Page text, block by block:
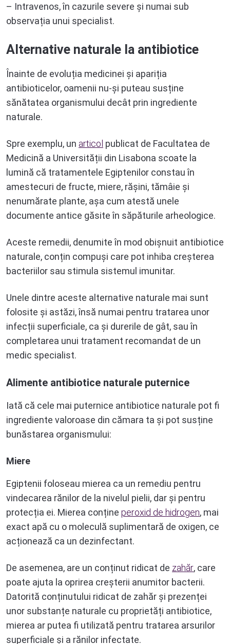
– Intravenos, în cazurile severe și numai sub
observația unui specialist.
Alternative naturale la antibiotice
Înainte de evoluția medicinei și apariția
antibioticelor, oamenii nu-și puteau susține
sănătatea organismului decât prin ingrediente
naturale.
Spre exemplu, un articol publicat de Facultatea de
Medicină a Universității din Lisabona scoate la
lumină că tratamentele Egiptenilor constau în
amestecuri de fructe, miere, rășini, tămâie și
nenumărate plante, așa cum atestă unele
documente antice găsite în săpăturile arheologice.
Aceste remedii, denumite în mod obișnuit antibiotice
naturale, conțin compuși care pot inhiba creșterea
bacteriilor sau stimula sistemul imunitar.
Unele dintre aceste alternative naturale mai sunt
folosite și astăzi, însă numai pentru tratarea unor
infecții superficiale, ca și durerile de gât, sau în
completarea unui tratament recomandat de un
medic specialist.
Alimente antibiotice naturale puternice
Iată că cele mai puternice antibiotice naturale pot fi
ingrediente valoroase din cămara ta și pot susține
bunăstarea organismului:
Miere
Egiptenii foloseau mierea ca un remediu pentru
vindecarea rănilor de la nivelul pielii, dar și pentru
protecția ei. Mierea conține peroxid de hidrogen, mai
exact apă cu o moleculă suplimentară de oxigen, ce
acționează ca un dezinfectant.
De asemenea, are un conținut ridicat de zahăr, care
poate ajuta la oprirea creșterii anumitor bacterii.
Datorită conținutului ridicat de zahăr și prezenței
unor substanțe naturale cu proprietăți antibiotice,
mierea ar putea fi utilizată pentru tratarea arsurilor
superficiale și a rănilor infectate.